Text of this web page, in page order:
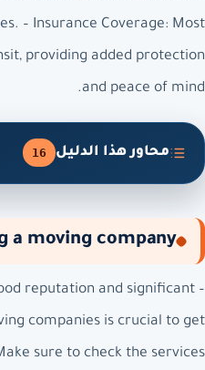
– Insurance Coverage: Most
providing added protection
and peace of mind.
محاور هذا الدليل 16
a moving company
reputation and significant
companies is crucial to get
sure to check the services